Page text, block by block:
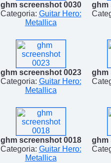
ghm screenshot 0030
Categoria: Guitar Hero:
Metallica
ghm
ghm screenshot 0023
Categoria: Guitar Hero:
Metallica
ghm
ghm screenshot 0018
Categoria: Guitar Hero:
Metallica
ghm